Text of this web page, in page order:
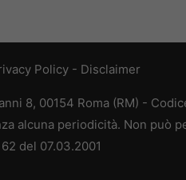
Policy - Disclaimer
8, 00154 Roma (RM) -
alcuna periodicità. Non può
del 07.03.2001